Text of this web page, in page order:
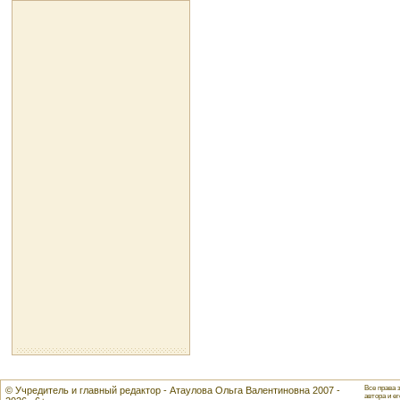
© Учредитель и главный редактор - Атаулова Ольга Валентиновна 2007 -
Все права
автора и